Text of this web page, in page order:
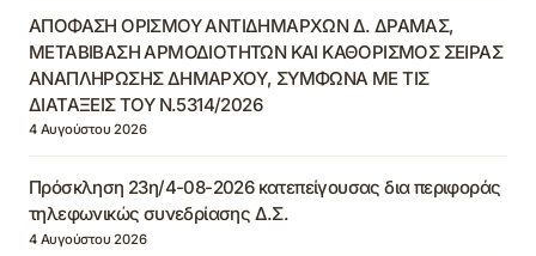
ΑΠΟΦΑΣΗ ΟΡΙΣΜΟΥ ΑΝΤΙΔΗΜΑΡΧΩΝ Δ. ΔΡΑΜΑΣ,
ΜΕΤΑΒΙΒΑΣΗ ΑΡΜΟΔΙΟΤΗΤΩΝ ΚΑΙ ΚΑΘΟΡΙΣΜΟΣ ΣΕΙΡΑΣ
ΑΝΑΠΛΗΡΩΣΗΣ ΔΗΜΑΡΧΟΥ, ΣΥΜΦΩΝΑ ΜΕ ΤΙΣ
ΔΙΑΤΑΞΕΙΣ ΤΟΥ Ν.5314/2026
4 Αυγούστου 2026
Πρόσκληση 23η/4-08-2026 κατεπείγουσας δια περιφοράς
τηλεφωνικώς συνεδρίασης Δ.Σ.
4 Αυγούστου 2026